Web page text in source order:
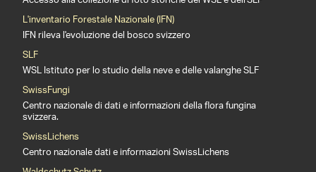
L'inventario Forestale Nazionale (IFN)
IFN rileva l'evoluzione del bosco svizzero
SLF
WSL Istituto per lo studio della neve e delle valanghe SLF
SwissFungi
Centro nazionale di dati e informazioni della flora fungina
svizzera.
SwissLichens
Centro nazionale dati e informazioni SwissLichens